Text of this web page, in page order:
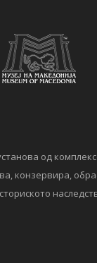
од
конзервира,